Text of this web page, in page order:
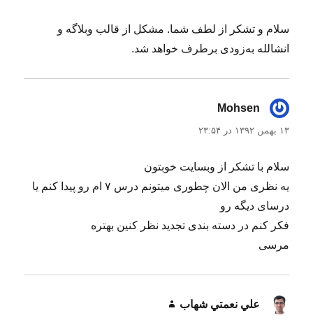
سلام و تشکر از لطف شما. مشکل از قالب وبلاگه و
انشالله به‌زودی برطرف خواهد شد.
Mohsen
۱۳ بهمن ۱۳۹۲ در ۲۳:۵۴
سلام با تشکر از وبسایت خوبتون
یه نظری من الان چطوری میتونم درس ۷ ام رو پیدا کنم یا
درسای دیگه رو
فکر کنم در دسته بندی تجدید نظر کنین بهتره
مرسی
علي نعمتي شهاب